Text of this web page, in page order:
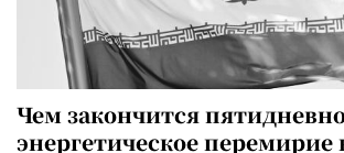
Чем закончится
энергетическое перемирие